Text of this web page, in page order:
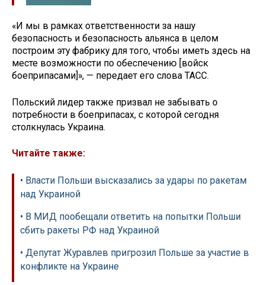
«И мы в рамках ответственности за нашу
безопасность и безопасность альянса в целом
построим эту фабрику для того, чтобы иметь здесь на
месте возможности по обеспечению [войск
боеприпасами]», — передает его слова ТАСС.
Польский лидер также призвал не забывать о
потребности в боеприпасах, с которой сегодня
столкнулась Украина.
Читайте также:
• Власти Польши высказались за удары по ракетам
над Украиной
• В МИД пообещали ответить на попытки Польши
сбить ракеты РФ над Украиной
• Депутат Журавлев пригрозил Польше за участие в
конфликте на Украине